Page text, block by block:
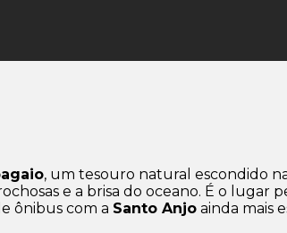
, um tesouro natural escondido
e a brisa do oceano. É o
ônibus com a Santo Anjo ainda mais